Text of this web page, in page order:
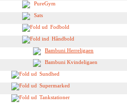
PureGym
Sats
Fodbold
Håndbold
Bambuni Herreligaen
Bambuni Kvindeligaen
Sundhed
Supermarked
Tankstationer